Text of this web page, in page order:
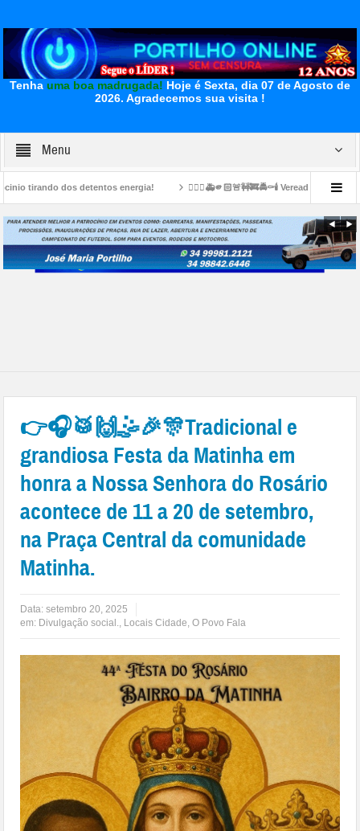
Tenha uma boa madrugada! Hoje é Sexta, dia 07 de Agosto de
2026. Agradecemos sua visita !
Menu
energia! 👉🏻🤔🚑🫵🏻🚨🚧🚒🚔⚰️🕯️ Vereador foi morto no bairro Carajás.
ajudar. A inprensa da qui nos negou apoio…Todos os anos nós ficavamos na
👉🎧🥁🙌🤹🎉🎊Tradicional e
grandiosa Festa da Matinha em
honra a Nossa Senhora do Rosário
acontece de 11 a 20 de setembro,
na Praça Central da comunidade
Matinha.
Data:setembro 20, 2025
em: Divulgação social., Locais Cidade,O Povo Fala